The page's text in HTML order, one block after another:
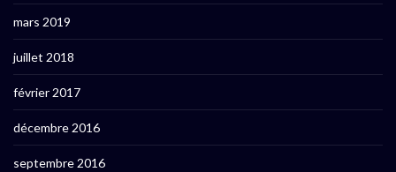
mars 2019
juillet 2018
février 2017
décembre 2016
septembre 2016